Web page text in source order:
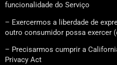
funcionalidade do Serviço
– Exercermos a liberdade de
outro consumidor possa exercer
– Precisarmos cumprir a
Privacy Act